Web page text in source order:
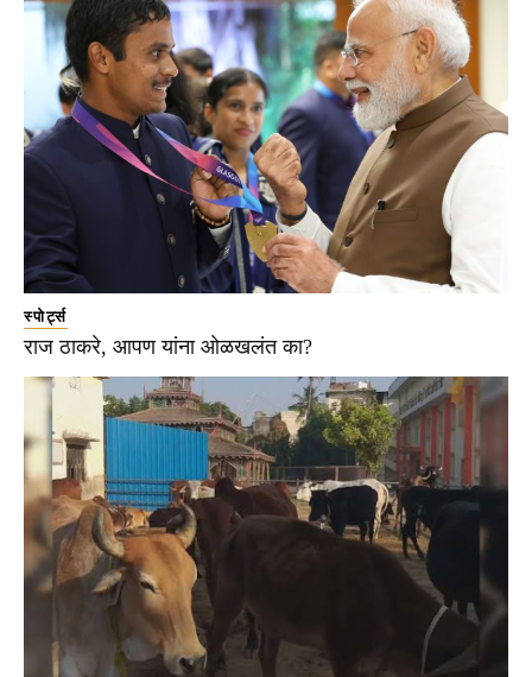
स्पोर्ट्स
राज ठाकरे, आपण यांना ओळखलंत का?